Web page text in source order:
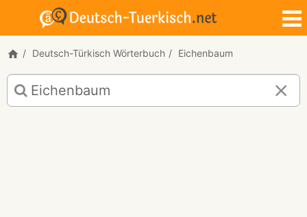
Deutsch-Türkisch Wörterbuch Eichenbaum
Deutsch-
Türkisch
Übersetzung